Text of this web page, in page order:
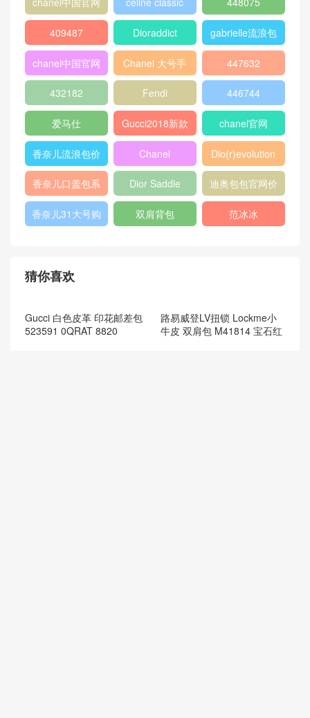
包
chanel流浪包价
格
香奈儿流浪包尺
寸
Chanel 迷你口
盖包
蟒蛇皮
gucci官方旗舰
店
chanel香港官网
chanel中国官网
celine classic
box
448075
409487 Dioraddict gabrielle流浪包
chanel中国官网
包
Chanel 大号手
提包
447632
432182 Fendi 446744
爱马仕
Gucci2018新款
女包
chanel官网
列
物包